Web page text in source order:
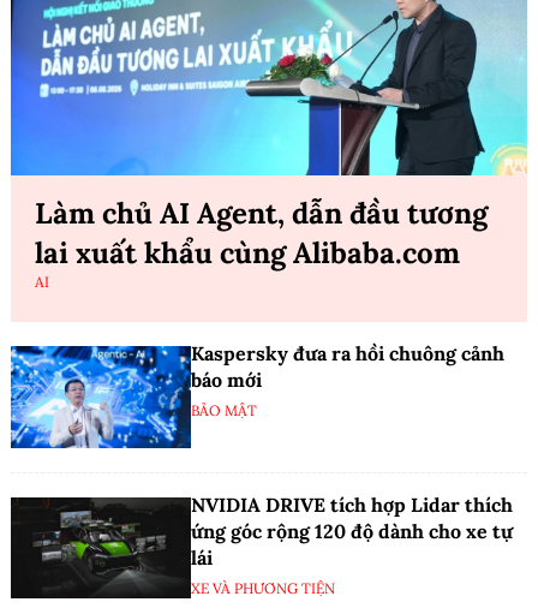
Làm chủ AI Agent, dẫn đầu tương
lai xuất khẩu cùng Alibaba.com
AI
Kaspersky đưa ra hồi chuông cảnh
báo mới
BẢO MẬT
NVIDIA DRIVE tích hợp Lidar thích
ứng góc rộng 120 độ dành cho xe tự
lái
XE VÀ PHƯƠNG TIỆN